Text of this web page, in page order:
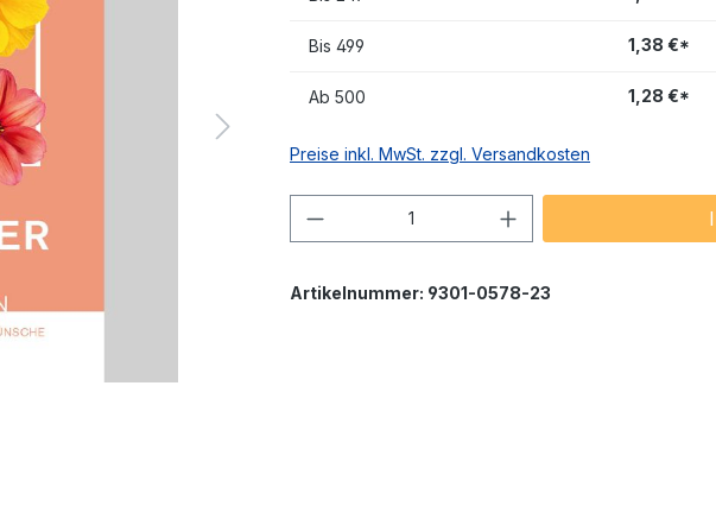
Bis 499 1,38 €*
Ab 500 1,28 €*
Preise inkl. MwSt. zzgl. Versandkosten
Produkt Anzahl: Gib den
Artikelnummer: 9301-0578-23